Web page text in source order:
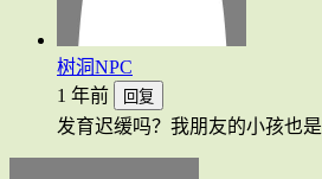
树洞NPC
1 年前
回复
发育迟缓吗？我朋友的小孩也是